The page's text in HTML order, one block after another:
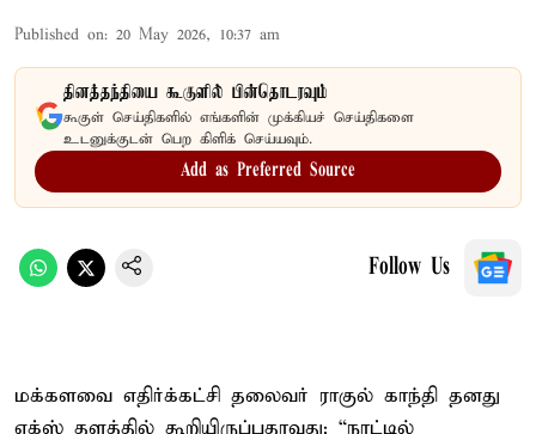
Published on: 20 May 2026, 10:37 am
தினத்தந்தியை கூகுளில் பின்தொடரவும்
கூகுள் செய்திகளில் எங்களின் முக்கியச் செய்திகளை
உடனுக்குடன் பெற கிளிக் செய்யவும்.
Add as Preferred Source
Follow Us
மக்களவை எதிர்க்கட்சி தலைவர் ராகுல் காந்தி தனது
எக்ஸ் தளத்தில் கூறியிருப்பதாவது: “நாட்டில்